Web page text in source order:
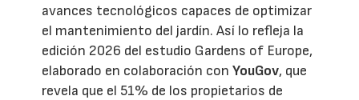
avances tecnológicos capaces de optimizar
el mantenimiento del jardín. Así lo refleja la
edición 2026 del estudio Gardens of Europe,
elaborado en colaboración conYouGov, que
revela que el 51% de los propietarios de